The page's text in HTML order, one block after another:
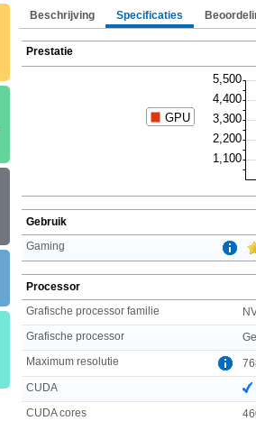
Beschrijving Specificaties
Prestatie
Gebruik
Gaming
Processor
Grafische processor familie
Grafische processor
Maximum resolutie
CUDA
CUDA cores